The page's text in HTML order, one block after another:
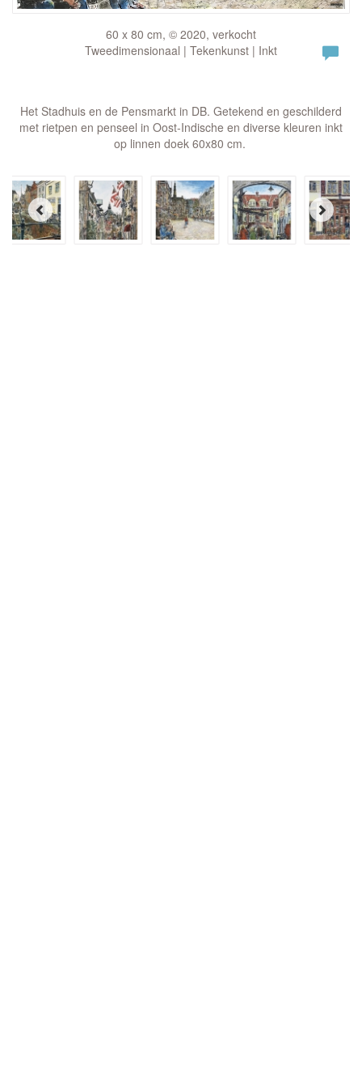
60 x 80 cm, © 2020, verkocht
Tweedimensionaal | Tekenkunst | Inkt
Het Stadhuis en de Pensmarkt in DB. Getekend en geschilderd
met rietpen en penseel in Oost-Indische en diverse kleuren inkt
op linnen doek 60x80 cm.